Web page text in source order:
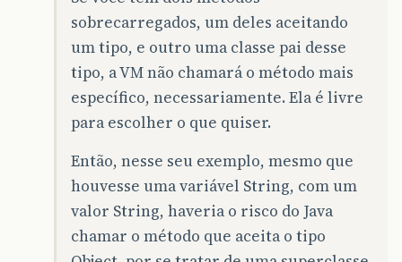
sobrecarregados, um deles aceitando
um tipo, e outro uma classe pai desse
tipo, a VM não chamará o método mais
específico, necessariamente. Ela é livre
para escolher o que quiser.
Então, nesse seu exemplo, mesmo que
houvesse uma variável String, com um
valor String, haveria o risco do Java
chamar o método que aceita o tipo